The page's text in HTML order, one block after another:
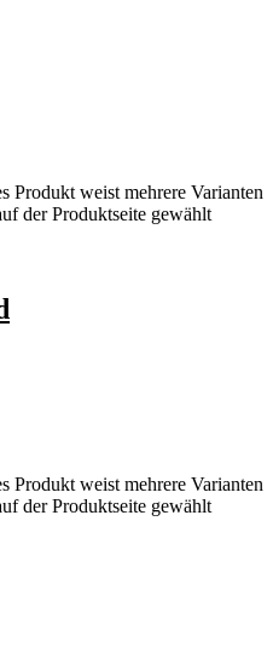
Produkt weist mehrere Varianten
der Produktseite gewählt
Produkt weist mehrere Varianten
der Produktseite gewählt